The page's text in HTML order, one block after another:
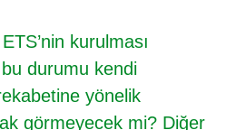
kurulması
durumu kendi
yönelik
görmeyecek mi? Diğer